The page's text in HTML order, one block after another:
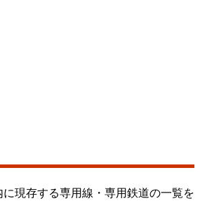
現存する専用線・専用鉄道の一覧を